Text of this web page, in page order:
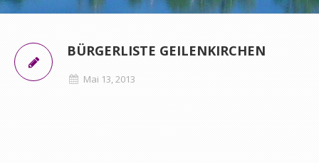
BÜRGERLISTE GEILENKIRCHEN
Mai 13, 2013